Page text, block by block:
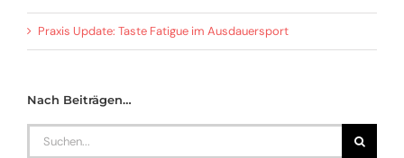
Praxis Update: Taste Fatigue im Ausdauersport
Nach Beiträgen…
Search